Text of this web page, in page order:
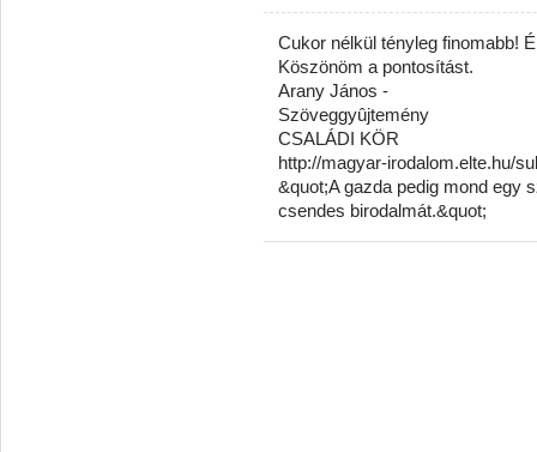
Cukor nélkül tényleg finomabb!
Köszönöm a pontosítást.
Arany János -
Szöveggyûjtemény
CSALÁDI KÖR
http://magyar-irodalom.elte.hu/
&quot;A gazda pedig mond egy
csendes birodalmát.&quot;